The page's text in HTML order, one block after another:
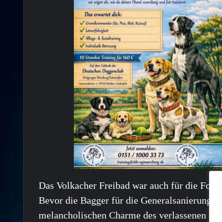
Das Volkacher Freibad war auch für die
Bevor die Bagger für die Generalsanierung
melancholischen Charme des verlassenen